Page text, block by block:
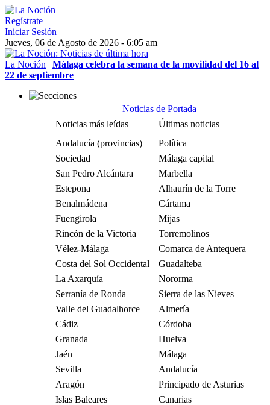
Regístrate
Iniciar Sesión
Jueves, 06 de Agosto de 2026 - 6:05 am
La Noción | Málaga celebra la semana de la movilidad del 16 al
22 de septiembre
Noticias de Portada
Noticias más leídas
Últimas noticias
Andalucía (provincias)
Política
Sociedad
Málaga capital
San Pedro Alcántara
Marbella
Estepona
Alhaurín de la Torre
Benalmádena
Cártama
Fuengirola
Mijas
Rincón de la Victoria
Torremolinos
Vélez-Málaga
Comarca de Antequera
Costa del Sol Occidental
Guadalteba
La Axarquía
Nororma
Serranía de Ronda
Sierra de las Nieves
Valle del Guadalhorce
Almería
Cádiz
Córdoba
Granada
Huelva
Jaén
Málaga
Sevilla
Andalucía
Aragón
Principado de Asturias
Islas Baleares
Canarias